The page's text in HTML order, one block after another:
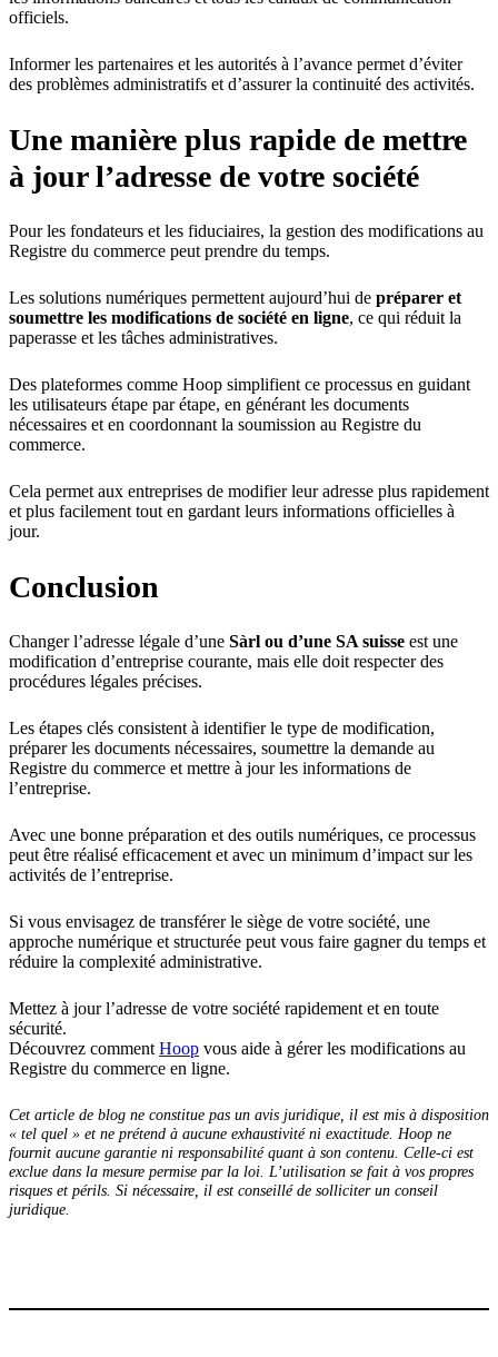
officiels.
Informer les partenaires et les autorités à l’avance permet d’éviter
des problèmes administratifs et d’assurer la continuité des activités.
Une manière plus rapide de mettre
à jour l’adresse de votre société
Pour les fondateurs et les fiduciaires, la gestion des modifications au
Registre du commerce peut prendre du temps.
Les solutions numériques permettent aujourd’hui de préparer et
soumettre les modifications de société en ligne, ce qui réduit la
paperasse et les tâches administratives.
Des plateformes comme Hoop simplifient ce processus en guidant
les utilisateurs étape par étape, en générant les documents
nécessaires et en coordonnant la soumission au Registre du
commerce.
Cela permet aux entreprises de modifier leur adresse plus rapidement
et plus facilement tout en gardant leurs informations officielles à
jour.
Conclusion
Changer l’adresse légale d’une Sàrl ou d’une SA suisse est une
modification d’entreprise courante, mais elle doit respecter des
procédures légales précises.
Les étapes clés consistent à identifier le type de modification,
préparer les documents nécessaires, soumettre la demande au
Registre du commerce et mettre à jour les informations de
l’entreprise.
Avec une bonne préparation et des outils numériques, ce processus
peut être réalisé efficacement et avec un minimum d’impact sur les
activités de l’entreprise.
Si vous envisagez de transférer le siège de votre société, une
approche numérique et structurée peut vous faire gagner du temps et
réduire la complexité administrative.
Mettez à jour l’adresse de votre société rapidement et en toute
sécurité.
Découvrez comment Hoop vous aide à gérer les modifications au
Registre du commerce en ligne.
Cet article de blog ne constitue pas un avis juridique, il est mis à disposition
« tel quel » et ne prétend à aucune exhaustivité ni exactitude. Hoop ne
fournit aucune garantie ni responsabilité quant à son contenu. Celle-ci est
exclue dans la mesure permise par la loi. L’utilisation se fait à vos propres
risques et périls. Si nécessaire, il est conseillé de solliciter un conseil
juridique.